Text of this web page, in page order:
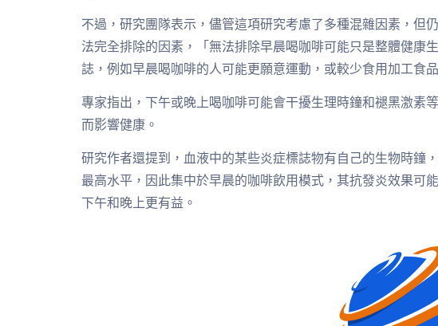
不過，研究團隊表示，儘管這項研究考慮了多種混雜因素，但
法完全排除的因素，「無法排除早晨喝咖啡可能只是整體健康
誌，例如早晨喝咖啡的人可能更願意運動，或較少食用加工食品
專家指出，下午或晚上喝咖啡可能會干擾生理時鐘和褪黑激素
而影響健康。
研究作者還提到，血液中的某些炎症標誌物有自己的生物時鐘
最高水平，因此集中於早晨的咖啡飲用模式，其抗發炎效果可
下午和晚上更有益。